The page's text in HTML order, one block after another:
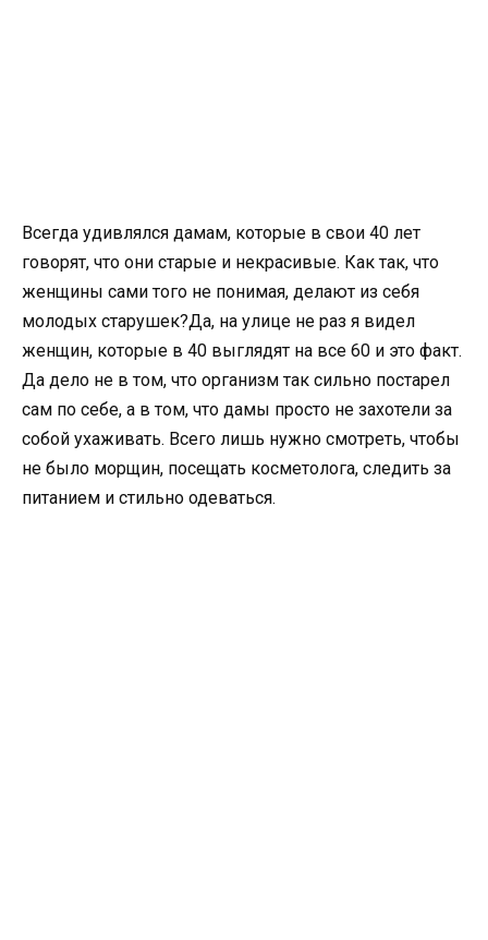
Всегда удивлялся дамам, которые в свои 40 лет
говорят, что они старые и некрасивые. Как так, что
женщины сами того не понимая, делают из себя
молодых старушек?Да, на улице не раз я видел
женщин, которые в 40 выглядят на все 60 и это факт.
Да дело не в том, что организм так сильно постарел
сам по себе, а в том, что дамы просто не захотели за
собой ухаживать. Всего лишь нужно смотреть, чтобы
не было морщин, посещать косметолога, следить за
питанием и стильно одеваться.